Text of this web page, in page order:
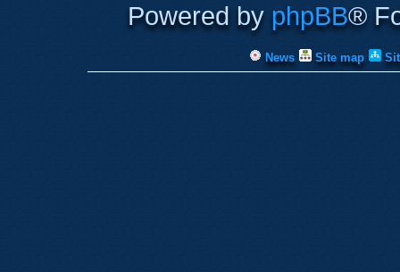
Powered by phpBB®
News Site map